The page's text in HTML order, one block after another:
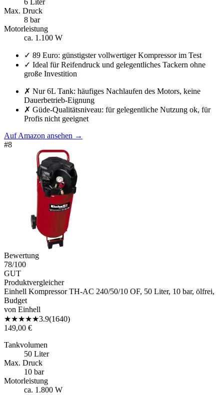
Max. Druck
8 bar
Motorleistung
ca. 1.100 W
✓ 89 Euro: günstigster vollwertiger Kompressor im Test
✓ Ideal für Reifendruck und gelegentliches Tackern ohne
große Investition
✗ Nur 6L Tank: häufiges Nachlaufen des Motors, keine
Dauerbetrieb-Eignung
✗ Güde-Qualitätsniveau: für gelegentliche Nutzung ok, für
Profis nicht geeignet
Auf Amazon ansehen →
#8
Bewertung
78/100
GUT
Produktvergleicher
Einhell Kompressor TH-AC 240/50/10 OF, 50 Liter, 10 bar, ölfrei,
Budget
von Einhell
★★★★★3.9(1640)
149,00 €
Tankvolumen
50 Liter
Max. Druck
10 bar
Motorleistung
ca. 1.800 W